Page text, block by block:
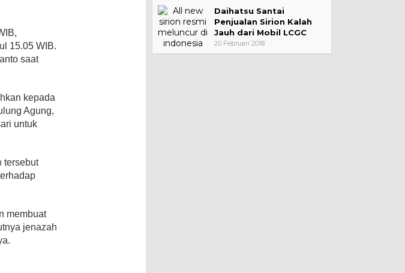
15.05 WIB.
saat
kepada
Agung,
untuk
tersebut
membuat
jenazah
Daihatsu Santai
Penjualan Sirion Kalah
Jauh dari Mobil LCGC
20 Februari 2018